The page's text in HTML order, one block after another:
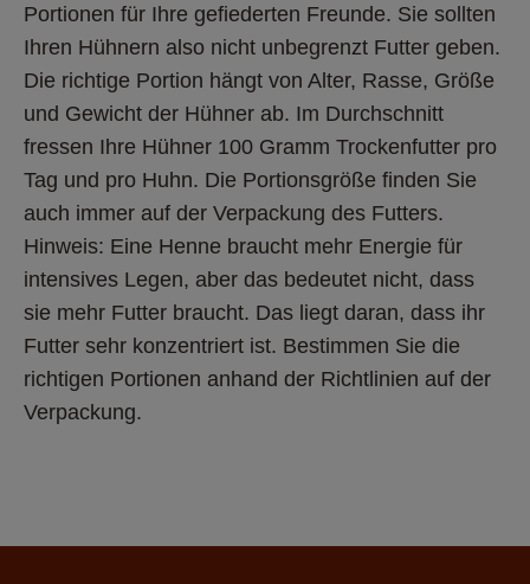
Portionen für Ihre gefiederten Freunde. Sie sollten
Ihren Hühnern also nicht unbegrenzt Futter geben.
Die richtige Portion hängt von Alter, Rasse, Größe
und Gewicht der Hühner ab. Im Durchschnitt
fressen Ihre Hühner 100 Gramm Trockenfutter pro
Tag und pro Huhn. Die Portionsgröße finden Sie
auch immer auf der Verpackung des Futters.
Hinweis: Eine Henne braucht mehr Energie für
intensives Legen, aber das bedeutet nicht, dass
sie mehr Futter braucht. Das liegt daran, dass ihr
Futter sehr konzentriert ist. Bestimmen Sie die
richtigen Portionen anhand der Richtlinien auf der
Verpackung.